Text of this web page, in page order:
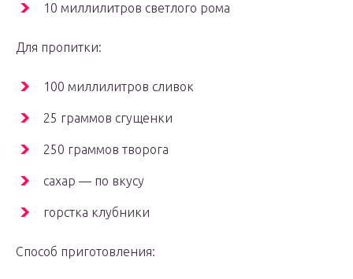
10 миллилитров светлого рома
Для пропитки:
100 миллилитров сливок
25 граммов сгущенки
250 граммов творога
сахар — по вкусу
горстка клубники
Способ приготовления: